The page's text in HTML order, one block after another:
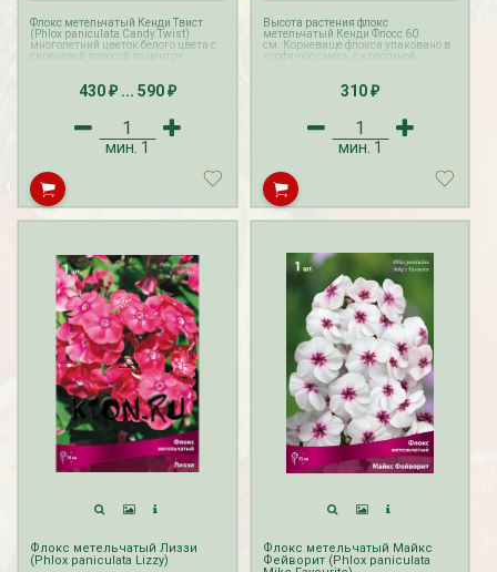
Флокс метельчатый Кенди Твист
(Phlox paniculata Candy Twist)
многолетний цветок белого цвета с
сиреневой полосой по центру
осуществляется с октября по
апрель. Доставка посадочного
Прием и доставка заказов ЛЕТО
саженцев флоксов с ЗКС
осуществляется с мая по сентябрь.
430 ₽... 590 ₽
мин. 1
Высота растения флокс
метельчатый Кенди Флосс 60
см. Корневище флокса упаковано в
торфяную смесь, с красочной
310₽
мин. 1
Флокс метельчатый Лиззи
(Phlox paniculata Lizzy)
Флокс метельчатый Майкс
Фейворит (Phlox paniculata